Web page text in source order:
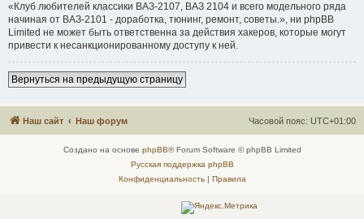
«Клуб любителей классики ВАЗ-2107, ВАЗ 2104 и всего модельного ряда
начиная от ВАЗ-2101 - доработка, тюнинг, ремонт, советы.», ни phpBB
Limited не может быть ответственна за действия хакеров, которые могут
привести к несанкционированному доступу к ней.
Вернуться на предыдущую страницу
Наш сайт Наш форум Часовой пояс: UTC+01:00
Создано на основе phpBB® Forum Software © phpBB Limited
Русская поддержка phpBB
Конфиденциальность| Правила